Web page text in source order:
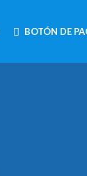
BOTÓN DE